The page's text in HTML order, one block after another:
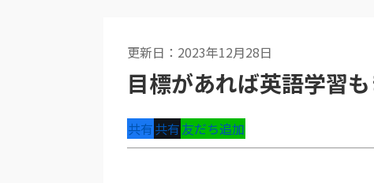
更新日：2023年12月28日
目標があれば英語学習
共有共有友だち追加